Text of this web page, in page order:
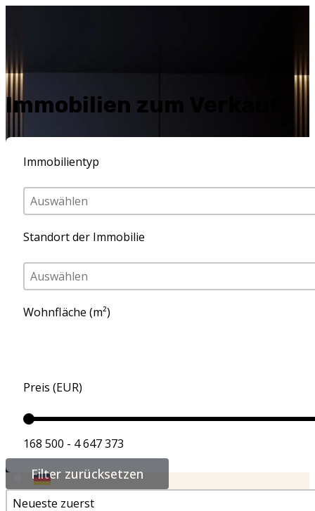
Startseite
Über uns
Dienstleistungen
Für Verkäufer
Für Käufer & Investoren
Kontakt
Immobilien zum Verkauf
Immobilientyp
Standort der Immobilie
Wohnfläche (m²)
Preis (EUR)
168 500 - 4 647 373
Filter zurücksetzen
Neueste zuerst